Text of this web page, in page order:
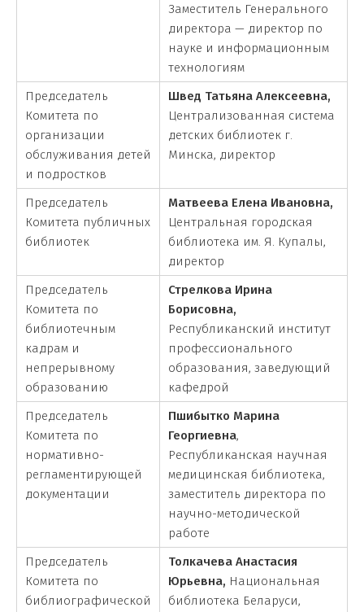
Заместитель Генерального
директора — директор по
науке и информационным
технологиям
Председатель
Комитета по
организации
обслуживания детей
и подростков
Швед Татьяна Алексеевна,
Централизованная система
детских библиотек г.
Минска, директор
Председатель
Комитета публичных
библиотек
Матвеева Елена Ивановна,
Центральная городская
библиотека им. Я. Купалы,
директор
Председатель
Комитета по
библиотечным
кадрам и
непрерывному
образованию
Стрелкова Ирина
Борисовна,
Республиканский институт
профессионального
образования, заведующий
кафедрой
Председатель
Комитета по
нормативно-
регламентирующей
документации
Пшибытко Марина
Георгиевна,
Республиканская научная
медицинская библиотека,
заместитель директора по
научно-методической
работе
Председатель
Комитета по
библиографической
Толкачева Анастасия
Юрьевна, Национальная
библиотека Беларуси,